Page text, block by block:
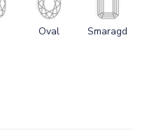
Oval Smaragd